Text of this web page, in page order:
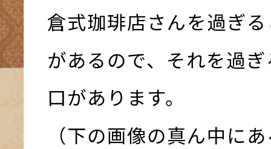
倉式珈琲店さんを過ぎ
があるので、それを過
口があります。
（下の画像の真ん中に